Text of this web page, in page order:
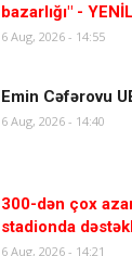
bazarlığı" -
6 Aug, 2026 - 14:55
Emin Cəfərovu
6 Aug, 2026 - 14:40
300-dən çox
stadionda
6 Aug, 2026 - 14:21